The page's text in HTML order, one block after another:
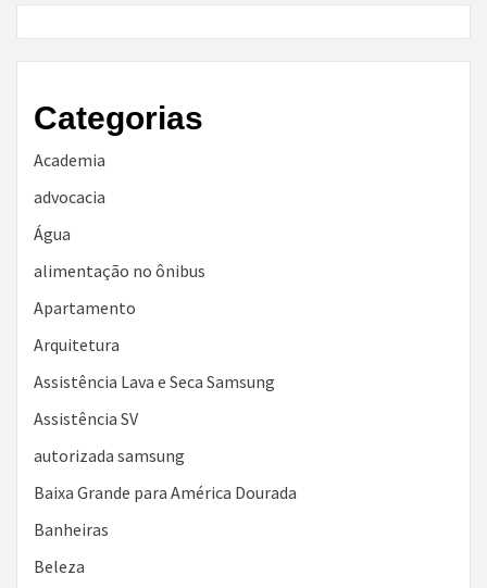
Categorias
Academia
advocacia
Água
alimentação no ônibus
Apartamento
Arquitetura
Assistência Lava e Seca Samsung
Assistência SV
autorizada samsung
Baixa Grande para América Dourada
Banheiras
Beleza